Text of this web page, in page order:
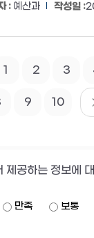
예산과
1 2 3
9 10
제공하는 정보에
만족 보통